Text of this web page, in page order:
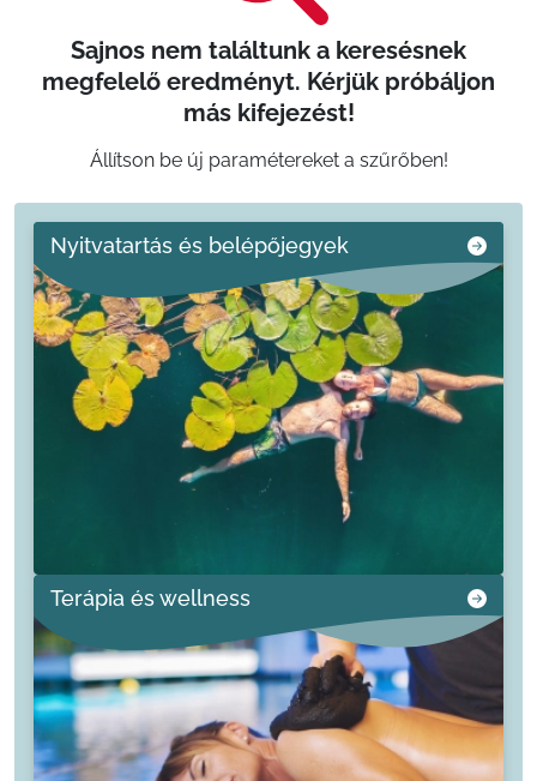
Sajnos nem találtunk a keresésnek
megfelelő eredményt. Kérjük próbáljon
más kifejezést!
Állítson be új paramétereket a szűrőben!
Nyitvatartás és belépőjegyek
Terápia és wellness